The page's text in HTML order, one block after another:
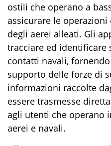
ostili che operano a
assicurare le
degli aerei alleati. Gli
tracciare ed identificare
contatti navali,
supporto delle forze di
informazioni raccolte
essere trasmesse
agli utenti che operano
aerei e navali.